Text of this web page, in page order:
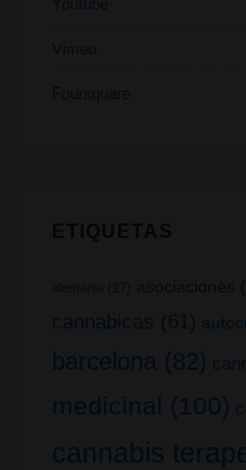
Youtube
Vimeo
Foursquare
alemania (27) asociaciones
cannabicas (61)
barcelona (82)
medicinal (100)
cannabis